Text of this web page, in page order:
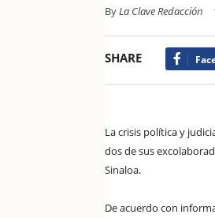
ByLa Clave Redacción
SHARE
La crisis política y
dos de sus
Sinaloa.
De acuerdo con